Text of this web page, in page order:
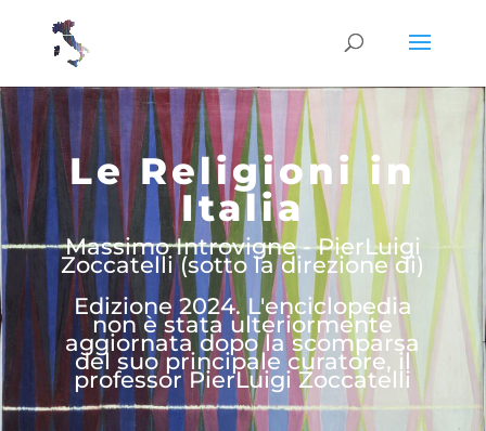
Le Religioni in
Italia
Massimo Introvigne - PierLuigi
Zoccatelli (sotto la direzione di)
Edizione 2024. L'enciclopedia
non è stata ulteriormente
aggiornata dopo la scomparsa
del suo principale curatore, il
professor PierLuigi Zoccatelli